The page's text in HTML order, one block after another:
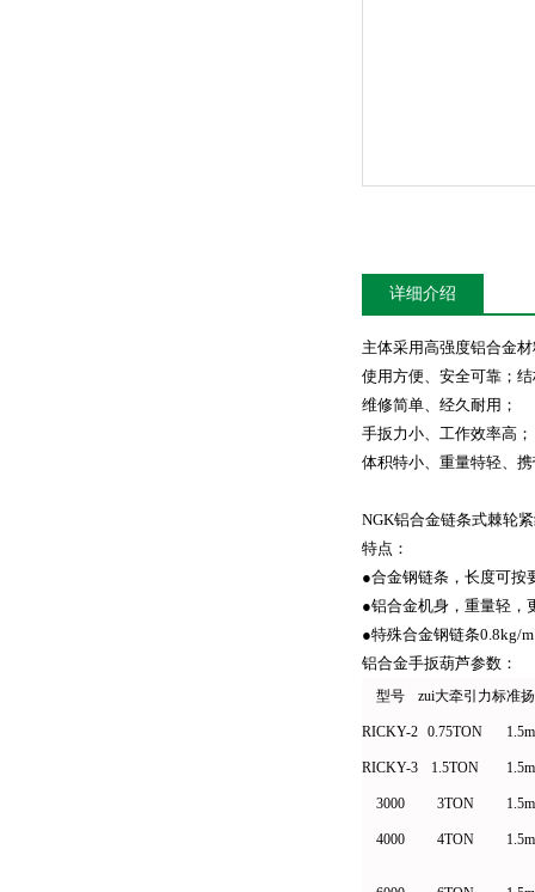
详细介绍
主体采用高强度铝合金
使用方便、安全可靠；
维修简单、经久耐用；
手扳力小、工作效率高；
体积特小、重量特轻、
NGK铝合金链条式棘轮
特点：
●合金钢链条，长度可按
●铝合金机身，重量轻，
●特殊合金钢链条0.8kg/m
铝合金手扳葫芦参数：
型号 zui大牵引力标准
RICKY-2 0.75TON 1.5m
RICKY-3 1.5TON 1.5m
3000 3TON 1.5m
4000 4TON 1.5m